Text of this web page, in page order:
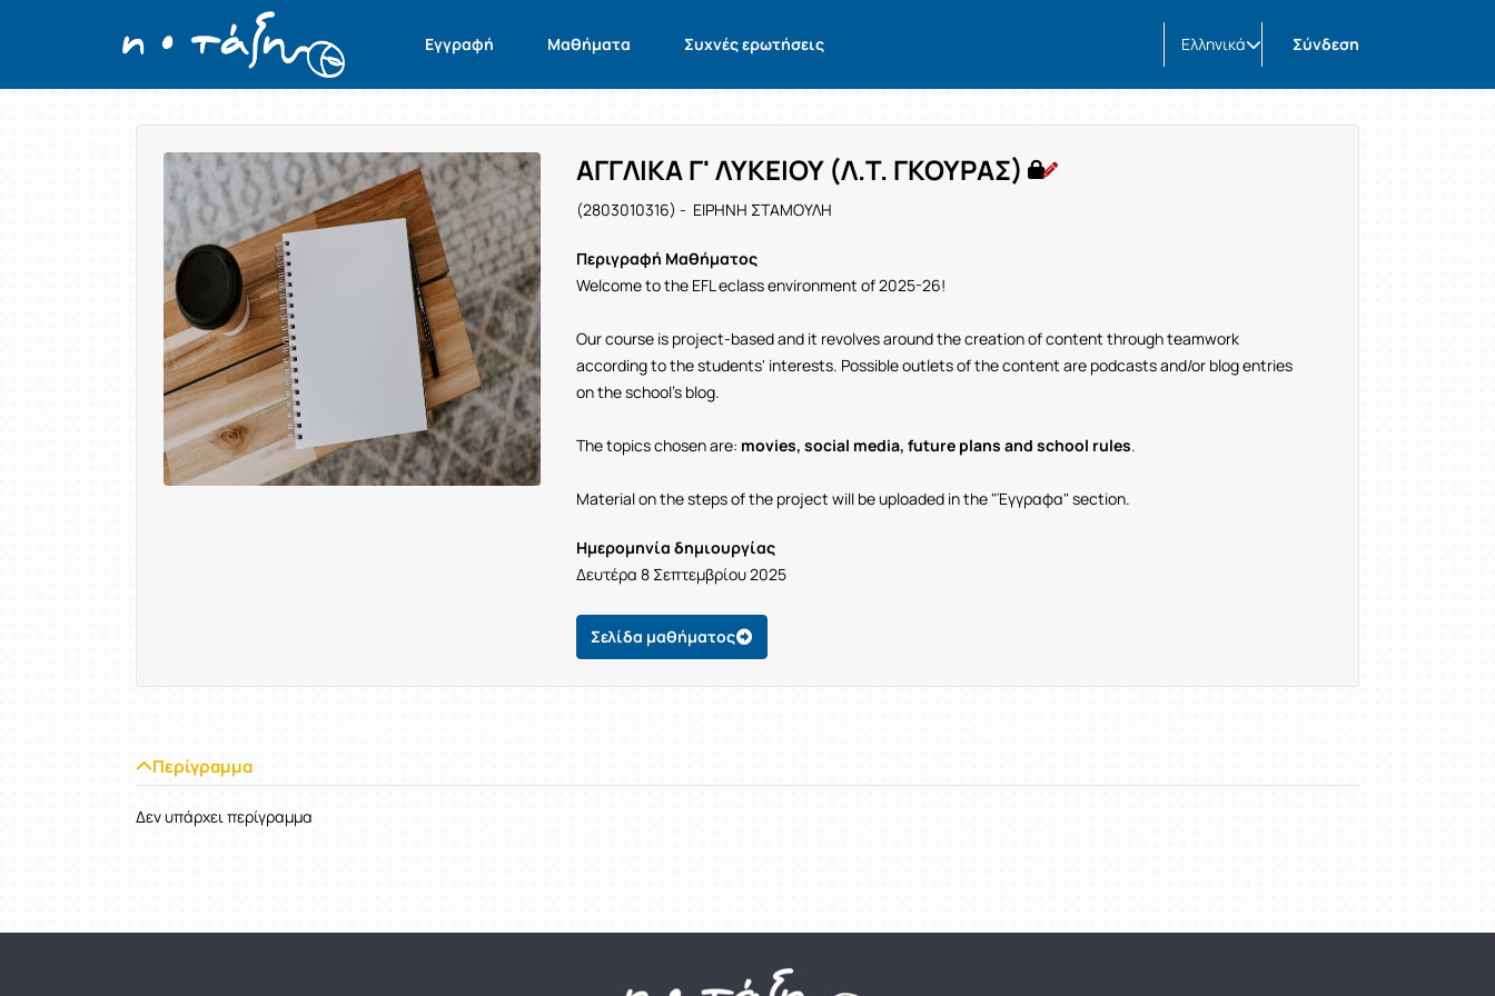
Εγγραφή Μαθήματα Συχνές ερωτήσεις Ελληνικά Σύνδεση
Παρουσίαση/Προβολή
ΑΓΓΛΙΚΑ Γ' ΛΥΚΕΙΟΥ (Λ.Τ. ΓΚΟΥΡΑΣ)
(2803010316) - ΕΙΡΗΝΗ ΣΤΑΜΟΥΛΗ
Περιγραφή Μαθήματος
Welcome to the EFL eclass environment of 2025-26!
Our course is project-based and it revolves around the creation of content through teamwork
according to the students' interests. Possible outlets of the content are podcasts and/or blog entries
on the school's blog.
The topics chosen are: movies, social media, future plans and school rules.
Material on the steps of the project will be uploaded in the "Έγγραφα" section.
Ημερομηνία δημιουργίας
Δευτέρα 8 Σεπτεμβρίου 2025
Σελίδα μαθήματος
Περίγραμμα
Δεν υπάρχει περίγραμμα